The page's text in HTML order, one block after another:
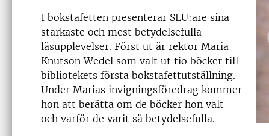
I bokstafetten presenterar SLU:are sina
starkaste och mest betydelsefulla
läsupplevelser. Först ut är rektor Maria
Knutson Wedel som valt ut tio böcker till
bibliotekets första bokstafettutställning.
Under Marias invigningsföredrag kommer
hon att berätta om de böcker hon valt
och varför de varit så betydelsefulla.